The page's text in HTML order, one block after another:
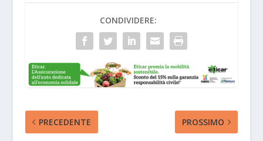
CONDIVIDERE:
PRECEDENTE PROSSIMO